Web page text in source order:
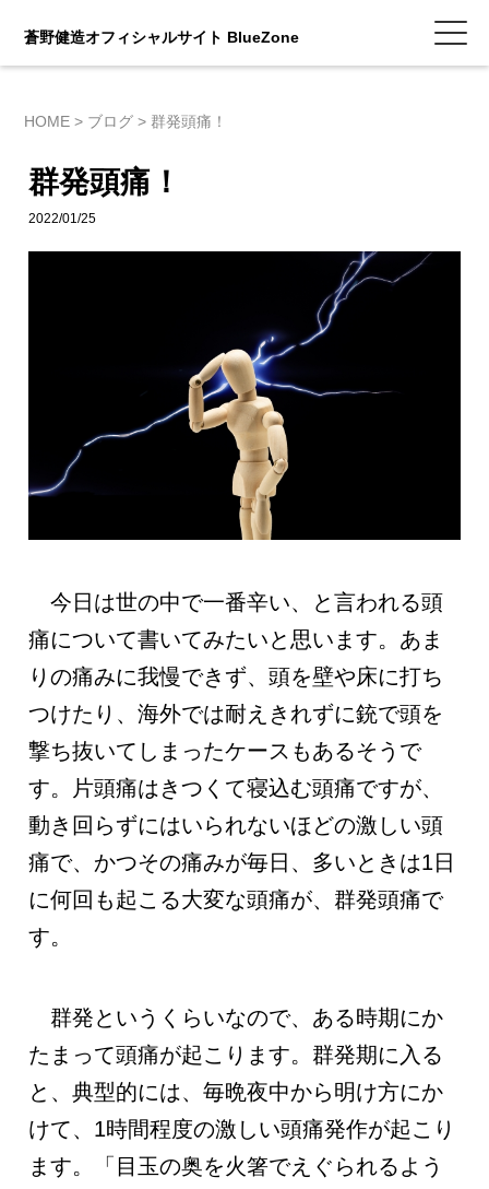
蒼野健造オフィシャルサイト BlueZone
HOME > ブログ >群発頭痛！
群発頭痛！
2022/01/25
今日は世の中で一番辛い、と言われる頭
痛について書いてみたいと思います。あま
りの痛みに我慢できず、頭を壁や床に打ち
つけたり、海外では耐えきれずに銃で頭を
撃ち抜いてしまったケースもあるそうで
す。片頭痛はきつくて寝込む頭痛ですが、
動き回らずにはいられないほどの激しい頭
痛で、かつその痛みが毎日、多いときは1日
に何回も起こる大変な頭痛が、群発頭痛で
す。
群発というくらいなので、ある時期にか
たまって頭痛が起こります。群発期に入る
と、典型的には、毎晩夜中から明け方にか
けて、1時間程度の激しい頭痛発作が起こり
ます。「目玉の奥を火箸でえぐられるよう